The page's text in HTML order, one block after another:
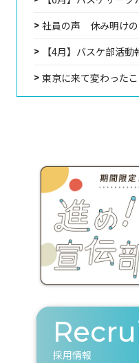
社員の声 休み明け
【4月】バスケ部活
東京に来て変わった
採用情報